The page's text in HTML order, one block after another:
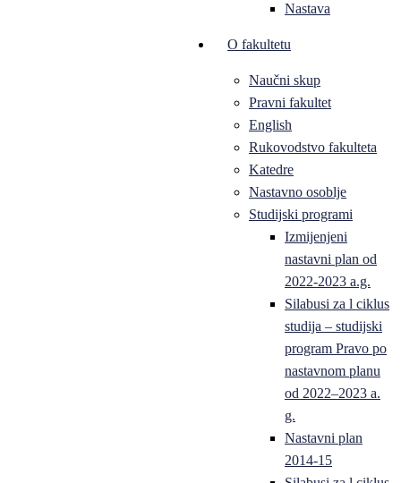
Nastava
O fakultetu
Naučni skup
Pravni fakultet
English
Rukovodstvo fakulteta
Katedre
Nastavno osoblje
Studijski programi
Izmijenjeni
nastavni plan od
2022-2023 a.g.
Silabusi za l ciklus
studija – studijski
program Pravo po
nastavnom planu
od 2022–2023 a.
g.
Nastavni plan
2014-15